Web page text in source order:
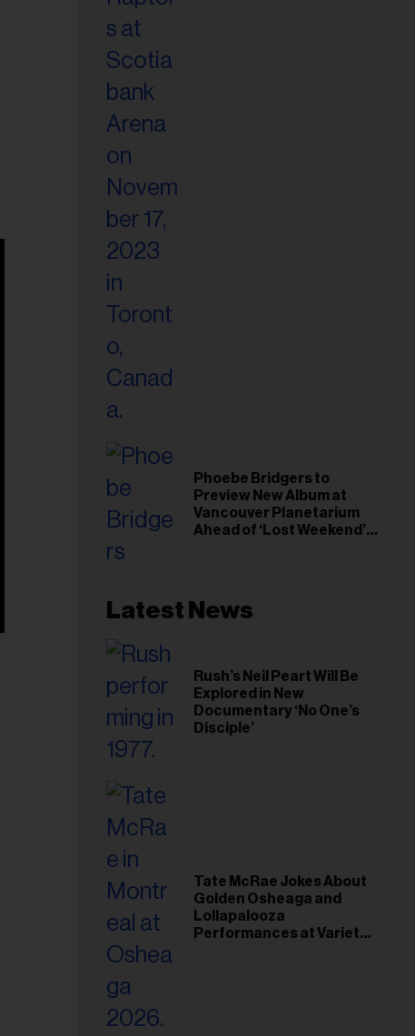
Phoebe Bridgers to
Preview New Album at
Vancouver Planetarium
Ahead of ‘Lost Weekend’
Latest News
Rush’s Neil Peart Will Be
Explored in New
Documentary ‘No One’s
Disciple’
Tate McRae Jokes About
Golden Osheaga and
Lollapalooza
Performances at Variety